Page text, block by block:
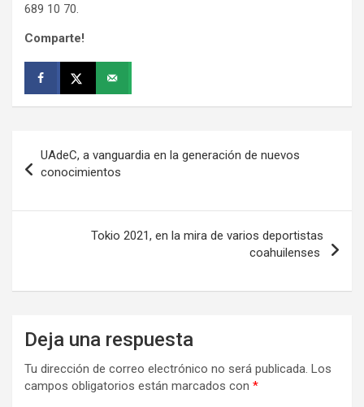
689 10 70.
Comparte!
de
UAdeC, a vanguardia en la generación de nuevos
conocimientos
Tokio 2021, en la mira de varios deportistas
coahuilenses
Deja una respuesta
Tu dirección de correo electrónico no será publicada. Los
campos obligatorios están marcados con *